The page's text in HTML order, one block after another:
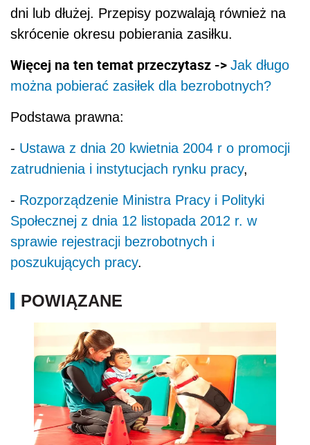
dni lub dłużej. Przepisy pozwalają również na
skrócenie okresu pobierania zasiłku.
Więcej na ten temat przeczytasz -> Jak długo
można pobierać zasiłek dla bezrobotnych?
Podstawa prawna:
- Ustawa z dnia 20 kwietnia 2004 r o promocji
zatrudnienia i instytucjach rynku pracy,
- Rozporządzenie Ministra Pracy i Polityki
Społecznej z dnia 12 listopada 2012 r. w
sprawie rejestracji bezrobotnych i
poszukujących pracy.
POWIĄZANE